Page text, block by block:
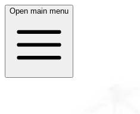
Open main menu